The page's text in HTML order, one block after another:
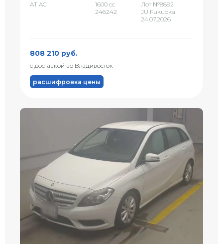
AT AC
1600 сс
246242
Лот №8892
JU Fukuoka
24.07.2026
808 210 руб.
с доставкой во Владивосток
расшифровка цены